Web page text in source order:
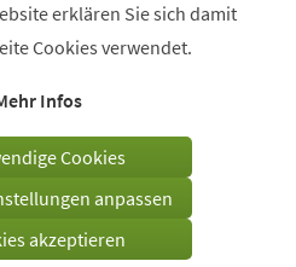
erklären Sie sich damit
Cookies verwendet.
Infos
Cookies
anpassen
akzeptieren